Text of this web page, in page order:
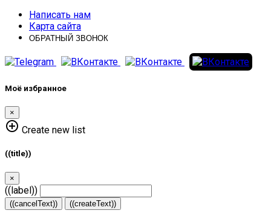
Написать нам
Карта сайта
ОБРАТНЫЙ ЗВОНОК
Моё избранное
×
add_circle_outline Create new list
((title))
×
((label))
((cancelText)) ((createText))